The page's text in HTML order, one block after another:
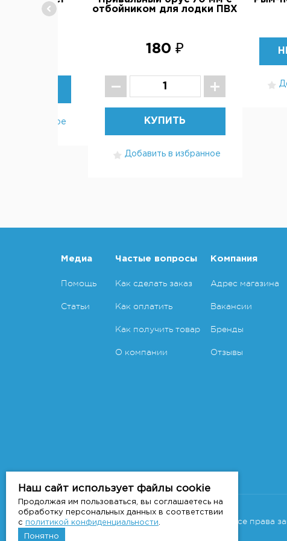
в избранное
отбойником для лодки ПВХ
180 ₽
КУПИТЬ
Добавить в избранное
Медиа
Помощь
Статьи
Частые вопросы
Как сделать заказ
Как оплатить
Как получить товар
О компании
Компания
Адрес магазина
Вакансии
Бренды
Отзывы
Copyright 2011-2026 © 7veter.ru
Интернет-магазин "На Семи Ветрах". Все права
Наш сайт использует файлы cookie
Продолжая им пользоваться, вы соглашаетесь на
обработку персональных данных в соответствии
с политикой конфиденциальности
Понятно